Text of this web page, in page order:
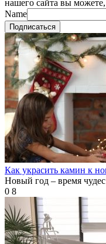
нашего сайта вы
Name
Подписаться
Как украсить камин к
Новый год – время
0 8